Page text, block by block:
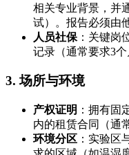
相关专业背景，并
试）。报告必须由
人员社保 ：关键岗
记录（通常要求3个
3. 场所与环境
产权证明 ：拥有固
内的租赁合同（通
环境分区 ：实验区